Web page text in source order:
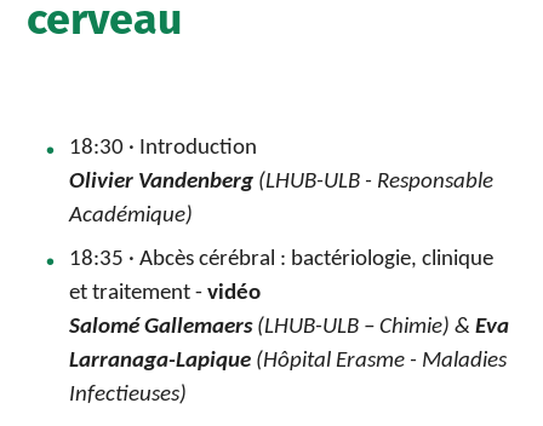
cerveau
18:30 · Introduction
Olivier Vandenberg (LHUB-ULB - Responsable
Académique)
18:35 · Abcès cérébral : bactériologie, clinique
et traitement -vidéo
Salomé Gallemaers (LHUB-ULB – Chimie) &Eva
Larranaga-Lapique (Hôpital Erasme - Maladies
Infectieuses)